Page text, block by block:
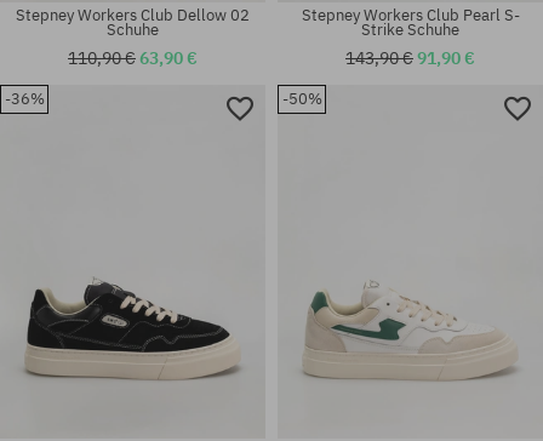
Verfügbare Größen:
Verfügbare Größen:
Stepney Workers Club Dellow 02
Schuhe
110,90 €63,90 €
Stepney Workers Club Pearl S-
Strike Schuhe
143,90 €91,90 €
-36% -50%